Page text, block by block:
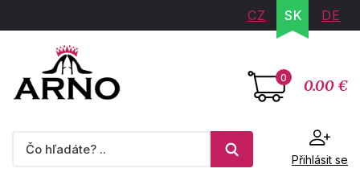
CZ SK DE
0 0.00 €
Přihlásit se